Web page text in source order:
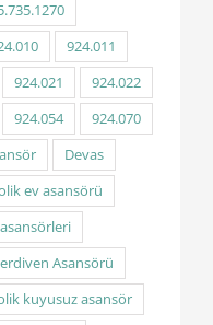
924.011
924.021
924.022
924.054
924.070
Devas
ev asansörü
Asansörü
kuyusuz asansör